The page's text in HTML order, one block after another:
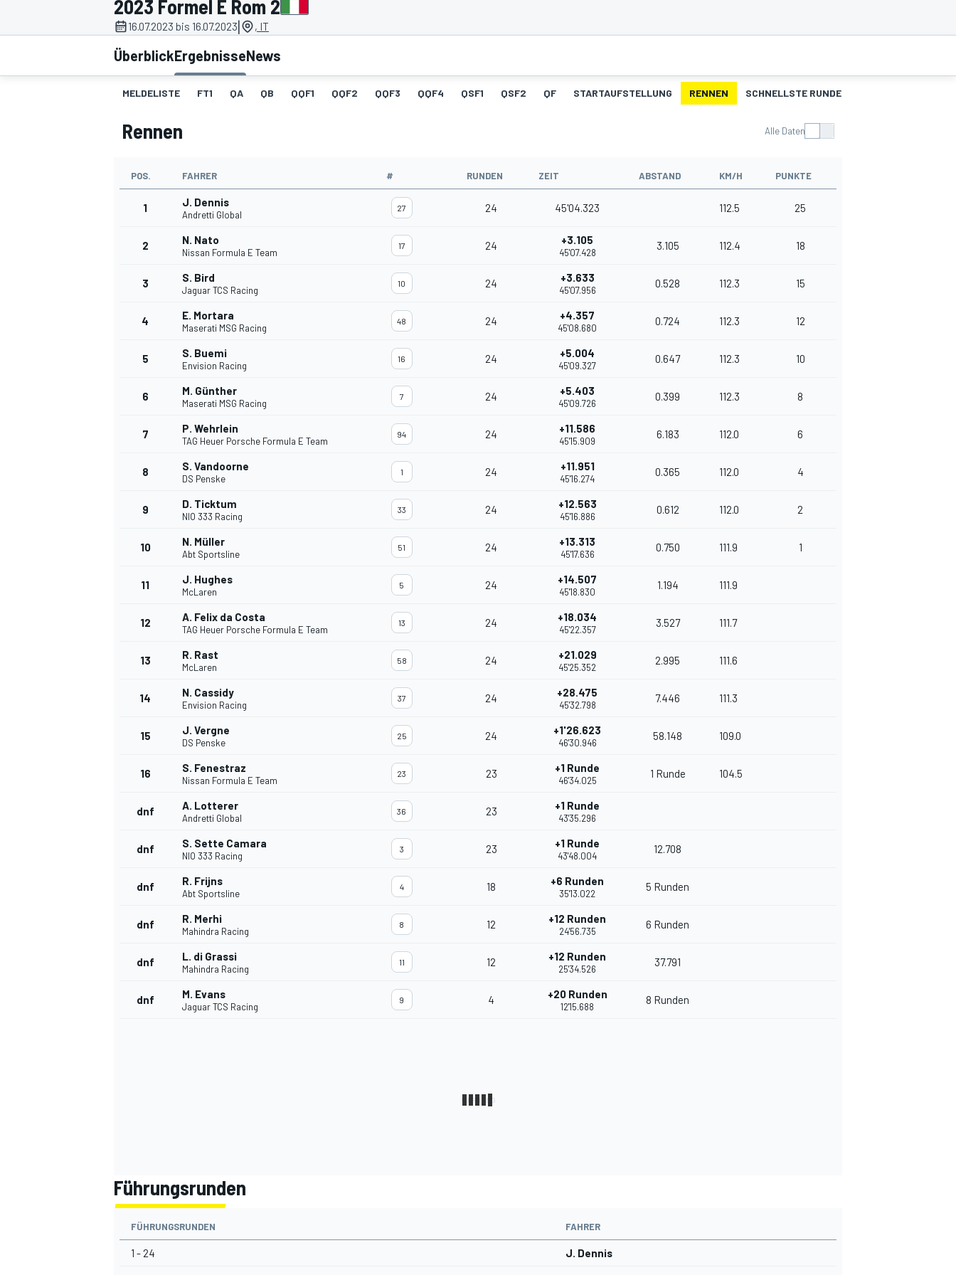
MOTOGP
2023 Formel E Rom 2
16.07.2023 bis 16.07.2023| , IT
ÜberblickErgebnisseNews
MELDELISTE FT1 QA QB QQF1 QQF2 QQF3 QQF4 QSF1 QSF2 QF STARTAUFSTELLUNG RENNEN SCHNELLSTE RUNDEN
Rennen Alle Daten
POS. FAHRER # RUNDEN ZEIT ABSTAND KM/H PUNKTE
1 J. Dennis
Andretti Global
27 24 45'04.323 112.5 25
2 N. Nato
Nissan Formula E Team
17 24 +3.105
45'07.428
3.105 112.4 18
3 S. Bird
Jaguar TCS Racing
10 24 +3.633
45'07.956
0.528 112.3 15
4 E. Mortara
Maserati MSG Racing
48 24 +4.357
45'08.680
0.724 112.3 12
5 S. Buemi
Envision Racing
16 24 +5.004
45'09.327
0.647 112.3 10
6 M. Günther
Maserati MSG Racing
7 24 +5.403
45'09.726
0.399 112.3 8
7 P. Wehrlein
TAG Heuer Porsche Formula E Team
94 24 +11.586
45'15.909
6.183 112.0 6
8 S. Vandoorne
DS Penske
1 24 +11.951
45'16.274
0.365 112.0 4
9 D. Ticktum
NIO 333 Racing
33 24 +12.563
45'16.886
0.612 112.0 2
10 N. Müller
Abt Sportsline
51 24 +13.313
45'17.636
0.750 111.9 1
11 J. Hughes
McLaren
5 24 +14.507
45'18.830
1.194 111.9
12 A. Felix da Costa
TAG Heuer Porsche Formula E Team
13 24 +18.034
45'22.357
3.527 111.7
13 R. Rast
McLaren
58 24 +21.029
45'25.352
2.995 111.6
14 N. Cassidy
Envision Racing
37 24 +28.475
45'32.798
7.446 111.3
15 J. Vergne
DS Penske
25 24 +1'26.623
46'30.946
58.148 109.0
16 S. Fenestraz
Nissan Formula E Team
23 23 +1 Runde
46'34.025
1 Runde 104.5
dnf A. Lotterer
Andretti Global
36 23 +1 Runde
43'35.296
dnf S. Sette Camara
NIO 333 Racing
3 23 +1 Runde
43'48.004
12.708
dnf R. Frijns
Abt Sportsline
4 18 +6 Runden
35'13.022
5 Runden
dnf R. Merhi
Mahindra Racing
8 12 +12 Runden
24'56.735
6 Runden
dnf L. di Grassi
Mahindra Racing
11 12 +12 Runden
25'34.526
37.791
dnf M. Evans
Jaguar TCS Racing
9 4 +20 Runden
12'15.688
8 Runden
Führungsrunden
FÜHRUNGSRUNDEN FAHRER
1 - 24 J. Dennis